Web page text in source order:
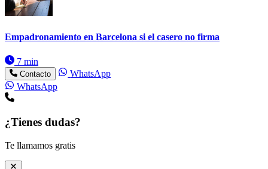
Empadronamiento en Barcelona si el casero no firma
7 min
Contacto
WhatsApp
WhatsApp
¿Tienes dudas?
Te llamamos gratis